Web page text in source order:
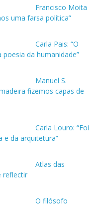
Francisco Moita
uma farsa política”
Carla Pais: “O
da humanidade”
Manuel S.
fizemos capas de
Carla Louro: “Foi
e da arquitetura”
Atlas das
reflectir
O filósofo